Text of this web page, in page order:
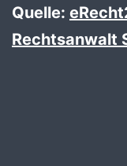
Quelle:
Rechtsanwalt